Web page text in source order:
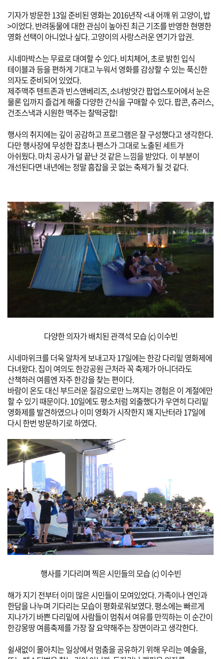
기자가 방문한 13일 준비된 영화는 2016년작 <내 어깨 위 고양이, 밥
>이었다.반려동물에 대한 관심이 높아진 최근 기조를 반영한 현명한
영화 선택이 아니었나 싶다.고양이의 사랑스러운 연기가 압권.
시네마박스는 무료로 대여할 수 있다. 비치체어, 초로 밝힌 입식
테이블과 등을 편하게 기대고 누워서 영화를 감상할 수 있는 푹신한
의자도 준비되어 있었다.
제주맥주 텐트존과 빈스앤베리즈, 소녀방앗간 팝업스토어에서 눈은
물론 입까지 즐겁게 해줄 다양한 간식을 구매할 수 있다.팝콘, 츄러스,
건조스낵과 시원한 맥주는 찰떡궁합!
행사의 취지에는 깊이 공감하고 프로그램은 잘 구성했다고 생각한다.
다만 행사장에 무성한 잡초나 펜스가 그대로 노출된 세트가
아쉬웠다. 마치 공사가 덜 끝난 것 같은 느낌을 받았다. 이 부분이
개선된다면 내년에는 정말 흠잡을 곳 없는 축제가 될 것 같다.
다양한 의자가 배치된 관객석 모습 (c) 이수빈
시네마위크를 더욱 알차게 보내고자 17일에는 한강 다리밑 영화제에
다녀왔다.집이 여의도 한강공원 근처라 꼭 축제가 아니더라도
산책하러 여름엔 자주 한강을 찾는 편이다.
바람이 온도 대신 부드러운 질감으로만 느껴지는 경험은 이 계절에만
할 수 있기 때문이다.10일에도 평소처럼 외출했다가 우연히 다리밑
영화제를 발견하였으나 이미 영화가 시작한지 꽤 지난터라17일에
다시 한번 방문하기로 하였다.
행사를 기다리며 찍은 시민들의 모습 (c) 이수빈
해가 지기 전부터 이미 많은 시민들이 모여있었다. 가족이나 연인과
한담을 나누며 기다리는 모습이 평화로워보였다.평소에는 빠르게
지나가기 바쁜 다리밑에 사람들이 멈춰서 여유를 만끽하는 이 순간이
한강몽땅 여름축제를 가장 잘 요약해주는 장면이라고생각한다.
쉴새없이 몰아치는 일상에서 멈춤을 공유하기 위해 우리는 예술을,